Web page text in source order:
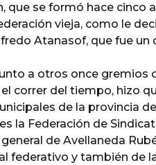
que se formó hace cinco
vieja, como le
Atanasof, que fue
a otros once gremios
correr del tiempo, hizo
de la provincia
es la Federación de
de Avellaneda
federativo y también de